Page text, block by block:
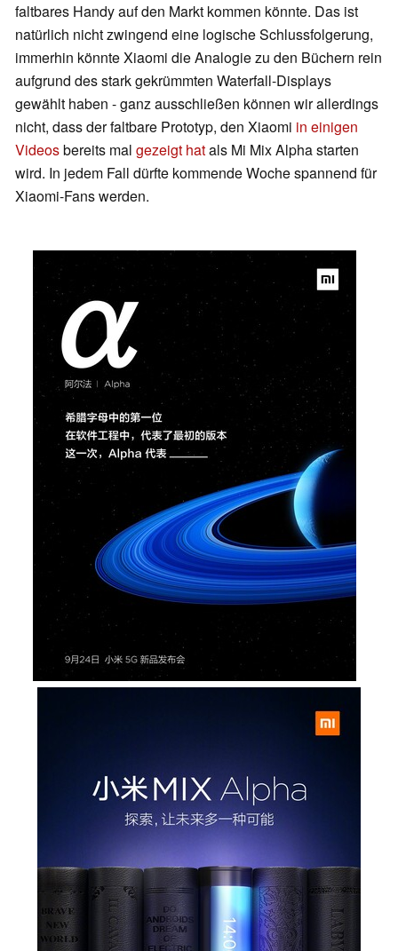
faltbares Handy auf den Markt kommen könnte. Das ist
natürlich nicht zwingend eine logische Schlussfolgerung,
immerhin könnte Xiaomi die Analogie zu den Büchern rein
aufgrund des stark gekrümmten Waterfall-Displays
gewählt haben - ganz ausschließen können wir allerdings
nicht, dass der faltbare Prototyp, den Xiaomi in einigen
Videosbereits mal gezeigt hatals Mi Mix Alpha starten
wird. In jedem Fall dürfte kommende Woche spannend für
Xiaomi-Fans werden.